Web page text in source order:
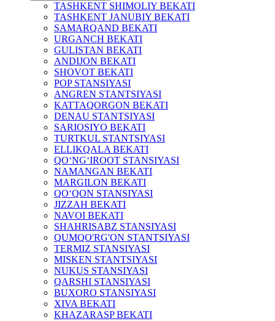
TASHKENT SHIMOLIY BEKATI
TASHKENT JANUBIY BEKATI
SAMARQAND BEKATI
URGANCH BEKATI
GULISTAN BEKATI
ANDIJON BEKATI
SHOVOT BEKATI
POP STANSIYASI
ANGREN STANTSIYASI
KATTAQORGON BEKATI
DENAU STANTSIYASI
SARIOSIYO BEKATI
TURTKUL STANTSIYASI
ELLIKQALA BEKATI
QO‘NG‘IROOT STANSIYASI
NAMANGAN BEKATI
MARGILON BEKATI
QO‘QON STANSIYASI
JIZZAH BEKATI
NAVOI BEKATI
SHAHRISABZ STANSIYASI
QUMQO'RG'ON STANTSIYASI
TERMIZ STANSIYASI
MISKEN STANTSIYASI
NUKUS STANSIYASI
QARSHI STANSIYASI
BUXORO STANSIYASI
XIVA BEKATI
KHAZARASP BEKATI